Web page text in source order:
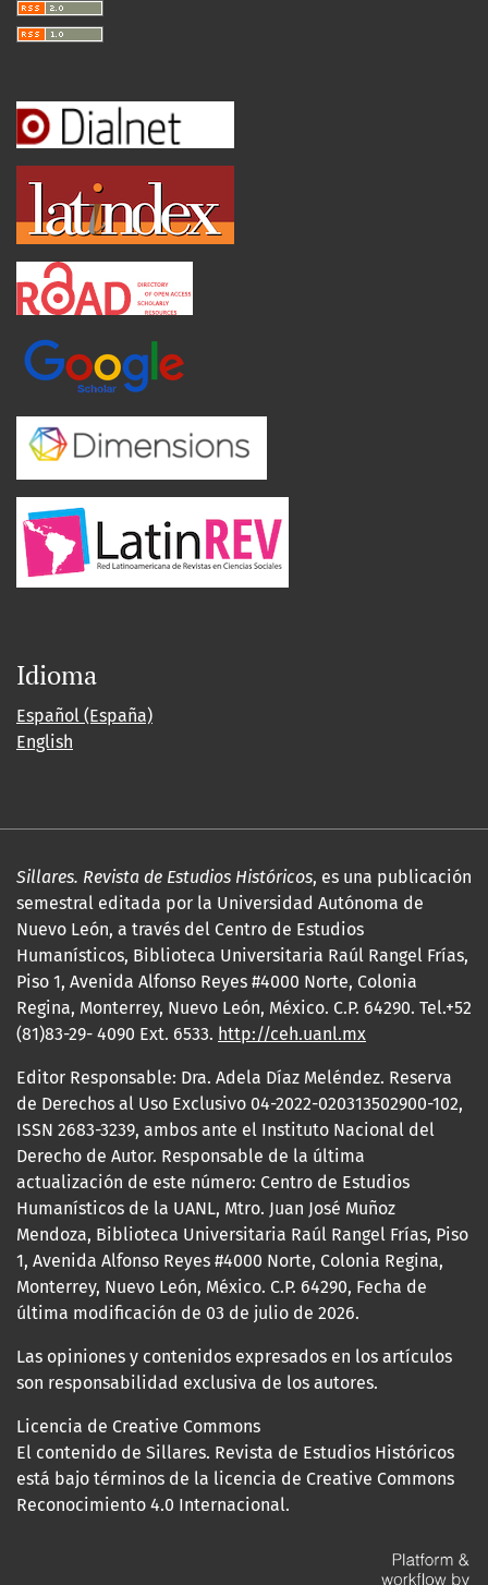
Idioma
Español (España)
English
Sillares. Revista de Estudios Históricos, es una publicación
semestral editada por la Universidad Autónoma de
Nuevo León, a través del Centro de Estudios
Humanísticos, Biblioteca Universitaria Raúl Rangel Frías,
Piso 1, Avenida Alfonso Reyes #4000 Norte, Colonia
Regina, Monterrey, Nuevo León, México. C.P. 64290. Tel.+52
(81)83-29- 4090 Ext. 6533. http://ceh.uanl.mx
Editor Responsable: Dra. Adela Díaz Meléndez. Reserva
de Derechos al Uso Exclusivo 04-2022-020313502900-102,
ISSN 2683-3239, ambos ante el Instituto Nacional del
Derecho de Autor. Responsable de la última
actualización de este número: Centro de Estudios
Humanísticos de la UANL, Mtro. Juan José Muñoz
Mendoza, Biblioteca Universitaria Raúl Rangel Frías, Piso
1, Avenida Alfonso Reyes #4000 Norte, Colonia Regina,
Monterrey, Nuevo León, México. C.P. 64290, Fecha de
última modificación de 03 de julio de 2026.
Las opiniones y contenidos expresados en los artículos
son responsabilidad exclusiva de los autores.
Licencia de Creative Commons
El contenido de Sillares. Revista de Estudios Históricos
está bajo términos de la licencia de Creative Commons
Reconocimiento 4.0 Internacional.